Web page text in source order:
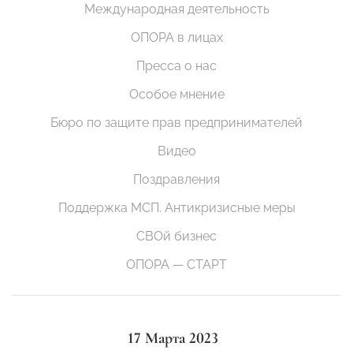
Международная деятельность
ОПОРА в лицах
Пресса о нас
Особое мнение
Бюро по защите прав предпринимателей
Видео
Поздравления
Поддержка МСП. Антикризисные меры
СВОй бизнес
ОПОРА — СТАРТ
17 Марта 2023